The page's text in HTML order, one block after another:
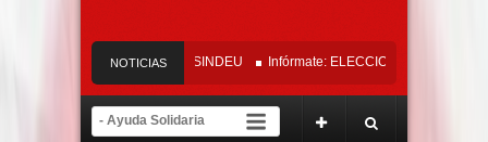
NOTICIAS
Oficial Tribunal del SINDEU Infórmate: ELECCIONES SINDEU 2026 –
del proceso electoral y de inscripción de tendencias del 22 de abril al 22 de